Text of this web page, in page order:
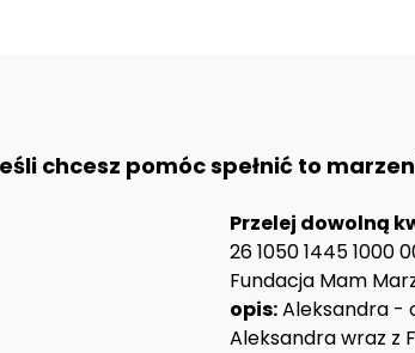
chcesz pomóc spełnić to
Przelej dowolną
26 1050 1445 1000
Fundacja Mam
opis:Aleksandra -
Aleksandra wraz z